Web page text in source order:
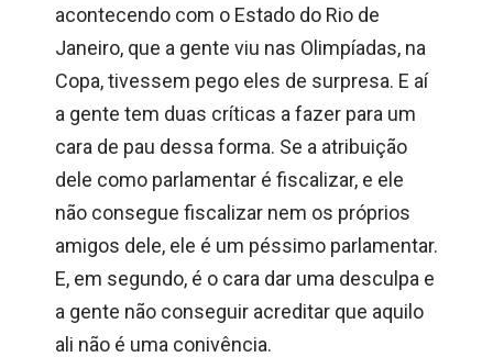
acontecendo com o Estado do Rio de
Janeiro, que a gente viu nas Olimpíadas, na
Copa, tivessem pego eles de surpresa. E aí
a gente tem duas críticas a fazer para um
cara de pau dessa forma. Se a atribuição
dele como parlamentar é fiscalizar, e ele
não consegue fiscalizar nem os próprios
amigos dele, ele é um péssimo parlamentar.
E, em segundo, é o cara dar uma desculpa e
a gente não conseguir acreditar que aquilo
ali não é uma conivência.